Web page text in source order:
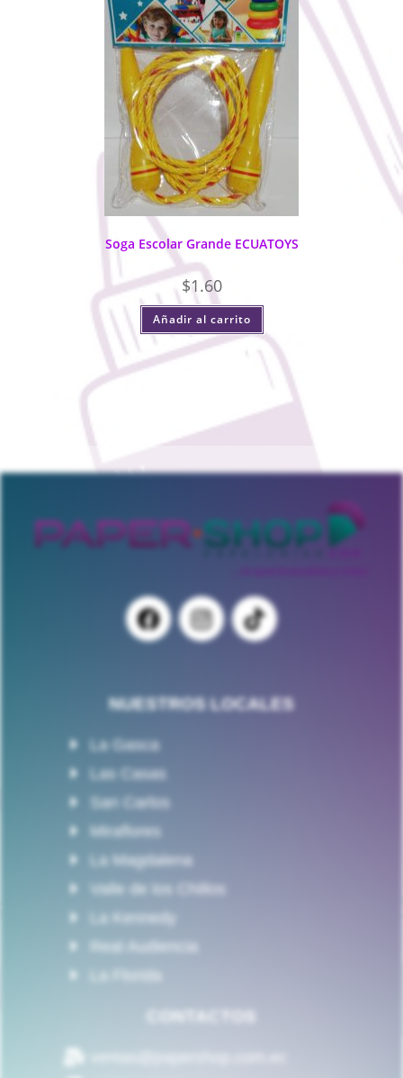
Soga Escolar Grande ECUATOYS
$1.60
Añadir al carrito
NUESTROS LOCALES
La Gasca
Las Casas
San Carlos
Miraflores
La Magdalena
Valle de los Chillos
La Kennedy
Real Audiencia
La Florida
CONTACTOS